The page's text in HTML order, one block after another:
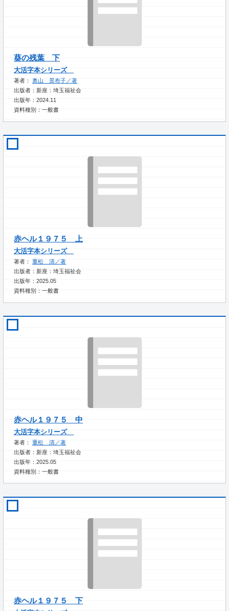
葵の残葉 下
大活字本シリーズ
著者：奥山 景布子／著
出版者：新座：埼玉福祉会
出版年：2024.11
資料種別：一般書
赤ヘル１９７５ 上
大活字本シリーズ
著者：重松 清／著
出版者：新座：埼玉福祉会
出版年：2025.05
資料種別：一般書
赤ヘル１９７５ 中
大活字本シリーズ
著者：重松 清／著
出版者：新座：埼玉福祉会
出版年：2025.05
資料種別：一般書
赤ヘル１９７５ 下